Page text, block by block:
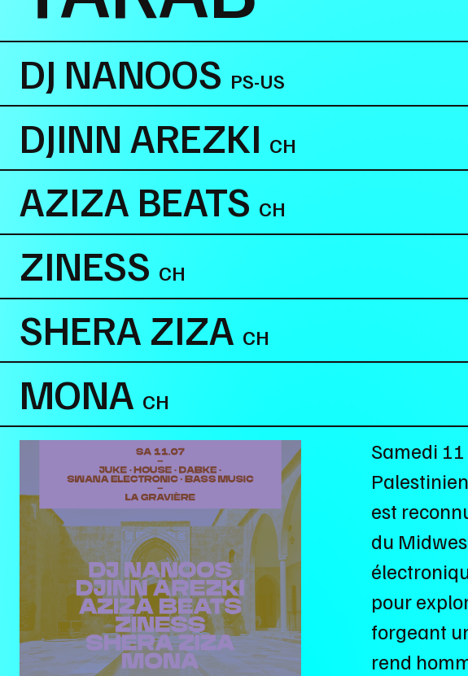
DJ NANOOS PS-US
DJINN AREZKI CH
AZIZA BEATS CH
ZINESS CH
SHERA ZIZA CH
MONA CH
Samedi
est
du
pour
forgeant
rend